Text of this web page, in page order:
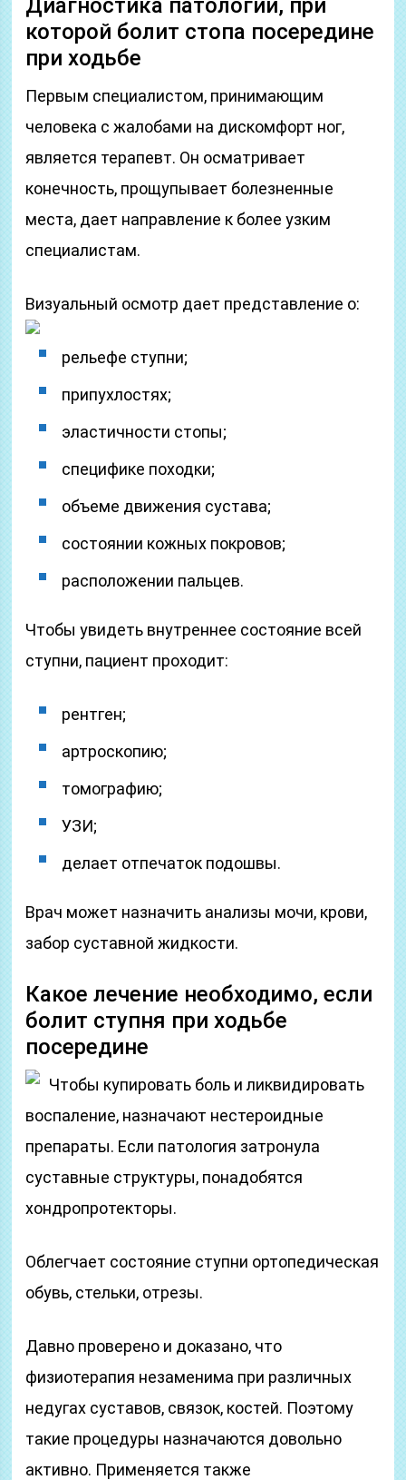
Диагностика патологии, при
которой болит стопа посередине
при ходьбе
Первым специалистом, принимающим
человека с жалобами на дискомфорт ног,
является терапевт. Он осматривает
конечность, прощупывает болезненные
места, дает направление к более узким
специалистам.
Визуальный осмотр дает представление о:
рельефе ступни;
припухлостях;
эластичности стопы;
специфике походки;
объеме движения сустава;
состоянии кожных покровов;
расположении пальцев.
Чтобы увидеть внутреннее состояние всей
ступни, пациент проходит:
рентген;
артроскопию;
томографию;
УЗИ;
делает отпечаток подошвы.
Врач может назначить анализы мочи, крови,
забор суставной жидкости.
Какое лечение необходимо, если
болит ступня при ходьбе
посередине
Чтобы купировать боль и ликвидировать
воспаление, назначают нестероидные
препараты. Если патология затронула
суставные структуры, понадобятся
хондропротекторы.
Облегчает состояние ступни ортопедическая
обувь, стельки, отрезы.
Давно проверено и доказано, что
физиотерапия незаменима при различных
недугах суставов, связок, костей. Поэтому
такие процедуры назначаются довольно
активно. Применяется также